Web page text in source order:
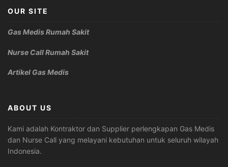
OUR SITE
Gas Medis Rumah Sakit
Nurse Call Rumah Sakit
Artikel Gas Medis
ABOUT US
Kami adalah Kontraktor dan Supplier perlengkapan Gas Medis
dan Nurse Call yang melayani kebutuhan untuk seluruh wilayah
Indonesia.